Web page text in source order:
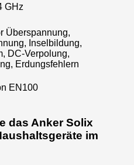
GHz
Überspannung,
Inselbildung,
DC-Verpolung,
Erdungsfehlern
EN100
das Anker Solix
im